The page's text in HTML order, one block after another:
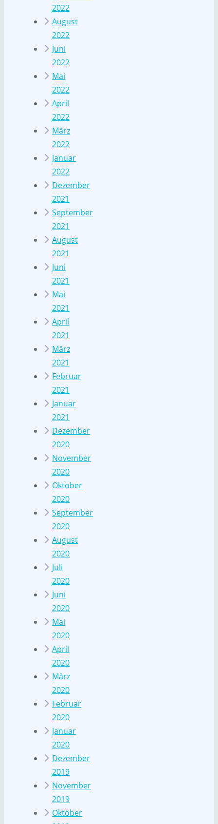
2022
August
2022
Juni
2022
Mai
2022
April
2022
März
2022
Januar
2022
Dezember
2021
September
2021
August
2021
Juni
2021
Mai
2021
April
2021
März
2021
Februar
2021
Januar
2021
Dezember
2020
November
2020
Oktober
2020
September
2020
August
2020
Juli
2020
Juni
2020
Mai
2020
April
2020
März
2020
Februar
2020
Januar
2020
Dezember
2019
November
2019
Oktober